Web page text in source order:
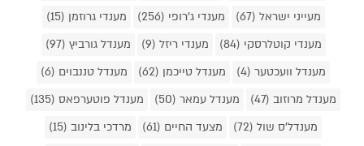
מעייני ישראל (67)
מענדי ג'רופי (256)
מענדי גרוזמן (15)
מענדי קוטלרסקי (84)
מענדי ריזל (9)
מענדל גורביץ (97)
מענדל וועכטער (4)
מענדל טייכמן (62)
מענדל טננבוים (6)
מענדל מרוזוב (47)
מענדל עמאר (50)
מענדל פוטערפאס (135)
מענדל'ס שול (72)
מצעד החיים (61)
מרדכי בלינוב (15)